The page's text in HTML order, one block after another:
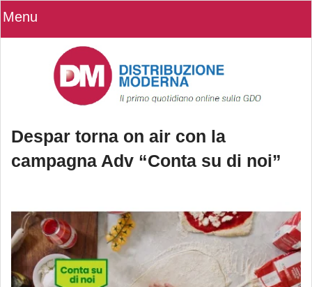
Menu
Despar torna on air con la
campagna Adv “Conta su di noi”